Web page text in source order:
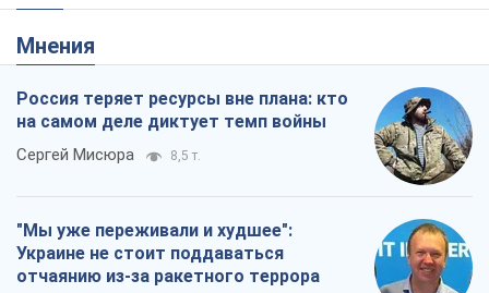
Мнения
Россия теряет ресурсы вне плана: кто
на самом деле диктует темп войны
Сергей Мисюра 8,5 т.
"Мы уже переживали и худшее":
Украине не стоит поддаваться
отчаянию из-за ракетного террора